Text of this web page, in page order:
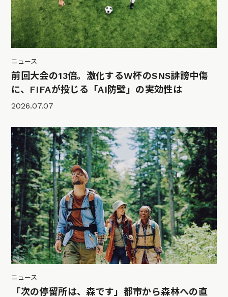
ニュース
前回大会の13倍。激化するW杯のSNS誹謗中傷
に、FIFAが投じる「AI防壁」の実効性は
2026.07.07
ニュース
「次の停留所は、森です」都市から森林への直